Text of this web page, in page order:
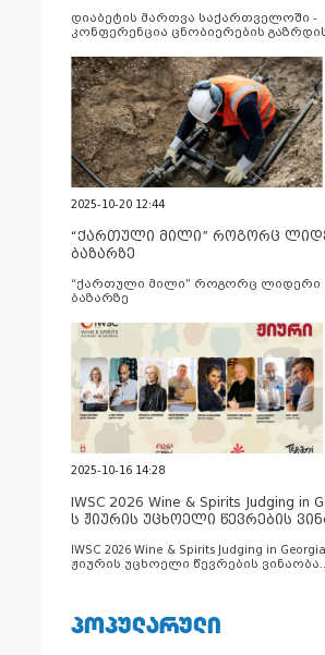
დიაბეტის მართვა საქართველოში -
კონფერენცია ცნობიერების
2025-10-20 12:44
“ქართული მილი” როგორც
ბაზარზე
“ქართული მილი” როგორც ლიდერი
ბაზარზე
2025-10-16 14:28
IWSC 2026 Wine & Spirits Judging in
ს ჟიურის უცხოელი წევრების
IWSC 2026 Wine & Spirits Judging in
ჟიურის უცხოელი წევრების ვინაობა
ᲞᲝᲞᲣᲚᲐᲠᲣᲚᲘ